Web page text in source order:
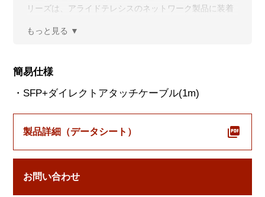
リーズは、アライドテレシスのネットワーク製品に装着
ギガビット・イーサネットを提供するSFP+モジュールで
簡易仕様
・SFP+ダイレクトアタッチケーブル(1m)
製品詳細（データシート）
お問い合わせ